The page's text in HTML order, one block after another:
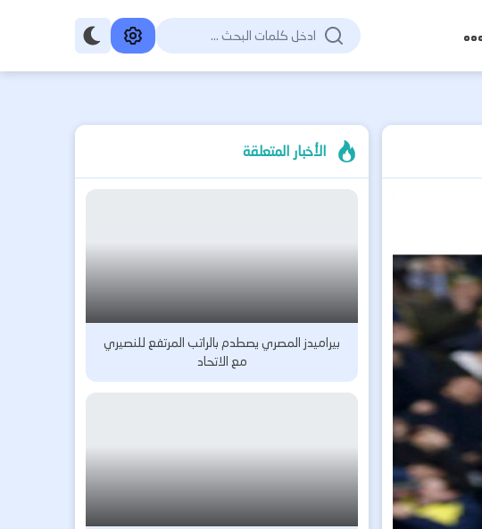
الأخبار المتعلقة
بيراميدز المصري يصطدم بالراتب المرتفع للنصيري
مع الاتحاد